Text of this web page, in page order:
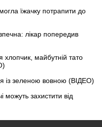
їжачку потрапити до
лікар попередив
хлопчик, майбутній тато
із зеленою вовною (ВІДЕО)
можуть захистити від